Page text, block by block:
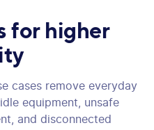
for higher
cases remove everyday
equipment, unsafe
and disconnected